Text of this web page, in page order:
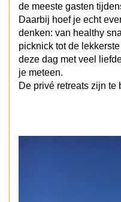
de meeste gasten
Daarbij hoef je echt
denken: van healthy
picknick tot de
deze dag met veel
je meteen.
De privé retreats zijn te